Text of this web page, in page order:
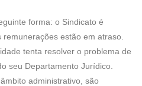
forma: o Sindicato é
estão em atraso.
tenta resolver o problema de
seu Departamento Jurídico.
administrativo, são